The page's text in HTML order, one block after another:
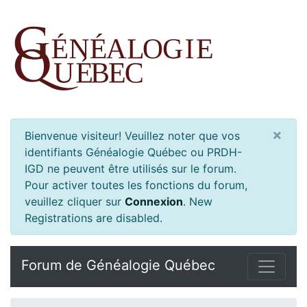
Bienvenue visiteur! Veuillez noter que vos
identifiants Généalogie Québec ou PRDH-
IGD ne peuvent être utilisés sur le forum.
Pour activer toutes les fonctions du forum,
veuillez cliquer sur Connexion. New
Registrations are disabled.
×
Forum de Généalogie Québec